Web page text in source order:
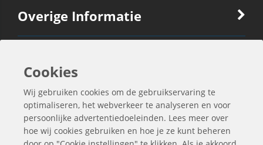
Overige Informatie
Ook Interessant
Contactgegevens
Cookies
Wij gebruiken cookies om de gebruikservaring te
optimaliseren, het webverkeer te analyseren en voor
persoonlijke advertentiedoeleinden. Lees meer over
hoe wij cookies gebruiken en hoe je ze kunt beheren